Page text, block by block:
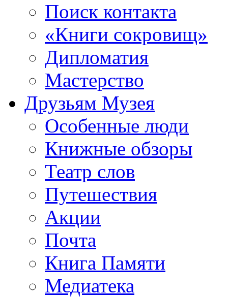
Поиск контакта
«Книги сокровищ»
Дипломатия
Мастерство
Друзьям Музея
Особенные люди
Книжные обзоры
Театр слов
Путешествия
Акции
Почта
Книга Памяти
Медиатека